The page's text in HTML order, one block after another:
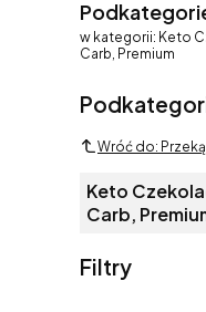
w kategorii: Keto
Carb, Premium
Wróć do:
Keto
Carb,
Filtry